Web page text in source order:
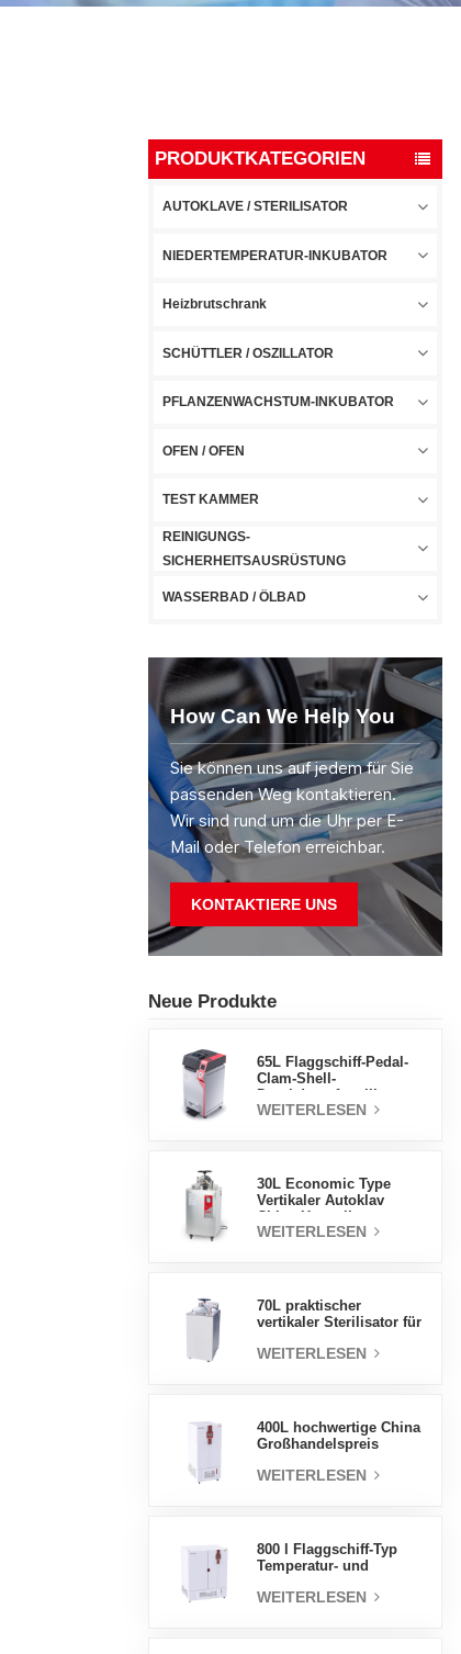
PRODUKTKATEGORIEN
AUTOKLAVE / STERILISATOR
NIEDERTEMPERATUR-INKUBATOR
Heizbrutschrank
SCHÜTTLER / OSZILLATOR
PFLANZENWACHSTUM-INKUBATOR
OFEN / OFEN
TEST KAMMER
REINIGUNGS-
SICHERHEITSAUSRÜSTUNG
WASSERBAD / ÖLBAD
How Can We Help You
Sie können uns auf jedem für Sie
passenden Weg kontaktieren.
Wir sind rund um die Uhr per E-
Mail oder Telefon erreichbar.
KONTAKTIERE UNS
Neue Produkte
65L Flaggschiff-Pedal-
Clam-Shell-
Fabrik
WEITERLESEN
30L Economic Type
Vertikaler Autoklav
Druckdampfsterilisator
WEITERLESEN
70L praktischer
vertikaler Sterilisator für
Design,
WEITERLESEN
400L hochwertige China
Großhandelspreis
Luftfeuchtigkeit stabile
WEITERLESEN
800 l Flaggschiff-Typ
Temperatur- und
Inkubatorkammer,
WEITERLESEN